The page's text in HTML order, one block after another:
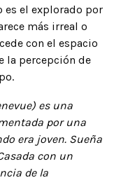
es el explorado por
más irreal o
con el espacio
la percepción de
es una
por una
era joven. Sueña
con un
de la